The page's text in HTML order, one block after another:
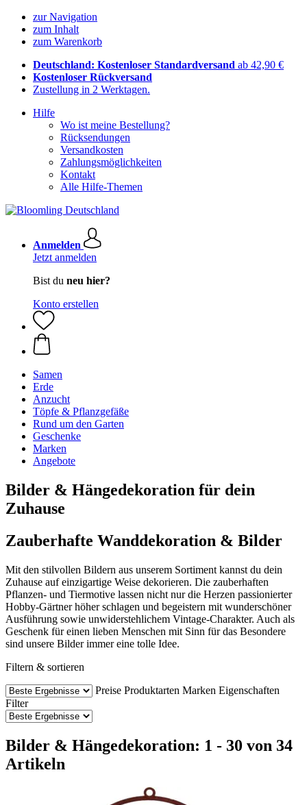
zur Navigation
zum Inhalt
zum Warenkorb
Deutschland: Kostenloser Standardversand ab 42,90 €
Kostenloser Rückversand
Zustellung in 2 Werktagen.
Hilfe
Wo ist meine Bestellung?
Rücksendungen
Versandkosten
Zahlungsmöglichkeiten
Kontakt
Alle Hilfe-Themen
Anmelden
Jetzt anmelden
Bist du neu hier?
Konto erstellen
Samen
Erde
Anzucht
Töpfe & Pflanzgefäße
Rund um den Garten
Geschenke
Marken
Angebote
Bilder & Hängedekoration für dein
Zuhause
Zauberhafte Wanddekoration & Bilder
Mit den stilvollen Bildern aus unserem Sortiment kannst du dein
Zuhause auf einzigartige Weise dekorieren. Die zauberhaften
Pflanzen- und Tiermotive lassen nicht nur die Herzen passionierter
Hobby-Gärtner höher schlagen und begeistern mit wunderschöner
Ausführung sowie unwiderstehlichem Vintage-Charakter. Auch als
Geschenk für einen lieben Menschen mit Sinn für das Besondere
sind unsere Bilder immer eine tolle Idee.
Filtern & sortieren
Preise Produktarten Marken Eigenschaften
Filter
Bilder & Hängedekoration: 1 - 30 von 34
Artikeln